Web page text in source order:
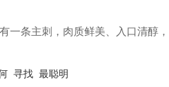
一条主刺，肉质鲜美、入口清醇
寻找 最聪明